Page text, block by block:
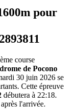
pour
course
de Pocono
30 juin 2026 se
Cette épreuve
débutera à 22:18.
l'arrivée.